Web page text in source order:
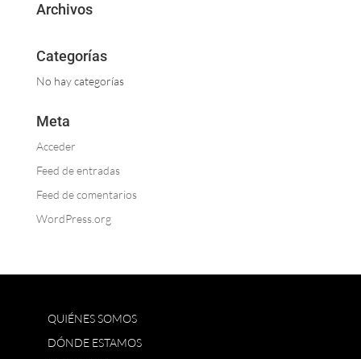
Archivos
Categorías
No hay categorías
Meta
Acceder
Feed de entradas
Feed de comentarios
WordPress.org
QUIÉNES SOMOS
DÓNDE ESTAMOS